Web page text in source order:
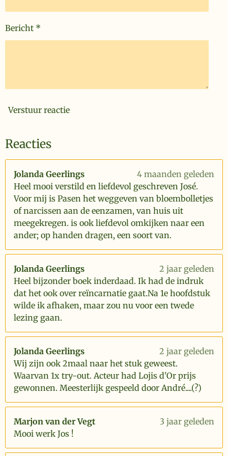
Bericht *
Verstuur reactie
Reacties
Jolanda Geerlings
4 maanden geleden
Heel mooi verstild en liefdevol geschreven José.
Voor mij is Pasen het weggeven van bloembolletjes
of narcissen aan de eenzamen, van huis uit
meegekregen. is ook liefdevol omkijken naar een
ander; op handen dragen, een soort van.
Jolanda Geerlings
2 jaar geleden
Heel bijzonder boek inderdaad. Ik had de indruk
dat het ook over reïncarnatie gaat.Na 1e hoofdstuk
wilde ik afhaken, maar zou nu voor een twede
lezing gaan.
Jolanda Geerlings
2 jaar geleden
Wij zijn ook 2maal naar het stuk geweest.
Waarvan 1x try-out. Acteur had Lojis d'Or prijs
gewonnen. Meesterlijk gespeeld door André....(?)
Marjon van der Vegt
3 jaar geleden
Mooi werk Jos !